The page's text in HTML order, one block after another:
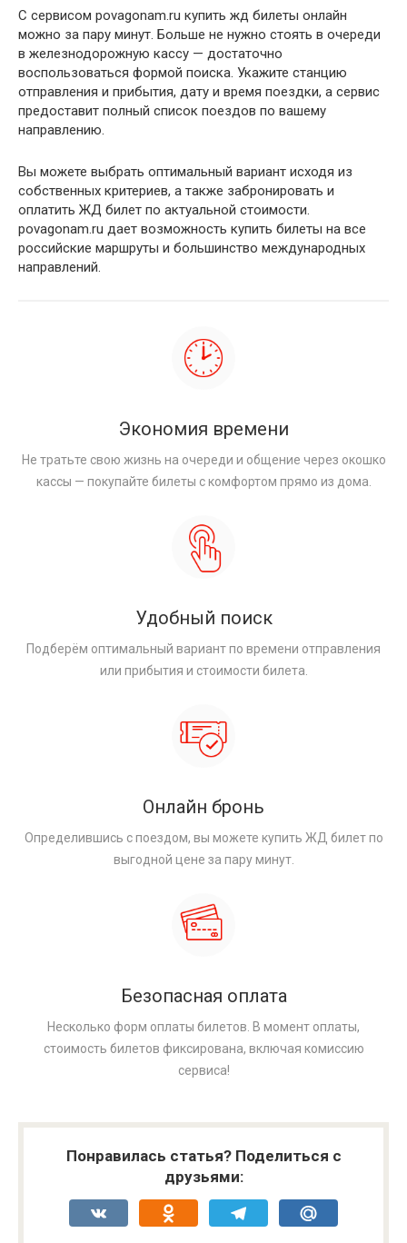
С сервисом povagonam.ru купить жд билеты онлайн
можно за пару минут. Больше не нужно стоять в очереди
в железнодорожную кассу — достаточно
воспользоваться формой поиска. Укажите станцию
отправления и прибытия, дату и время поездки, а сервис
предоставит полный список поездов по вашему
направлению.
Вы можете выбрать оптимальный вариант исходя из
собственных критериев, а также забронировать и
оплатить ЖД билет по актуальной стоимости.
povagonam.ru дает возможность купить билеты на все
российские маршруты и большинство международных
направлений.
Экономия времени
Не тратьте свою жизнь на очереди и общение через окошко
кассы — покупайте билеты с комфортом прямо из дома.
Удобный поиск
Подберём оптимальный вариант по времени отправления
или прибытия и стоимости билета.
Онлайн бронь
Определившись с поездом, вы можете купить ЖД билет по
выгодной цене за пару минут.
Безопасная оплата
Несколько форм оплаты билетов. В момент оплаты,
стоимость билетов фиксирована, включая комиссию
сервиса!
Понравилась статья? Поделиться с
друзьями:
VK OdnoklassnikiTelegram